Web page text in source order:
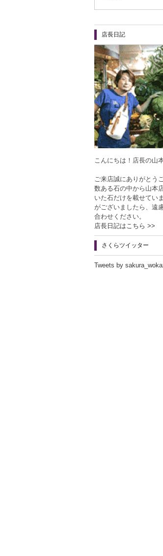
店長日記
こんにちは！店長の山
ご来店誠にありがとう
数ある石の中から山本
いた石だけを載せてい
がございましたら、遠
合わせください。
店長日記はこちら >>
さくらツイッター
Tweets by